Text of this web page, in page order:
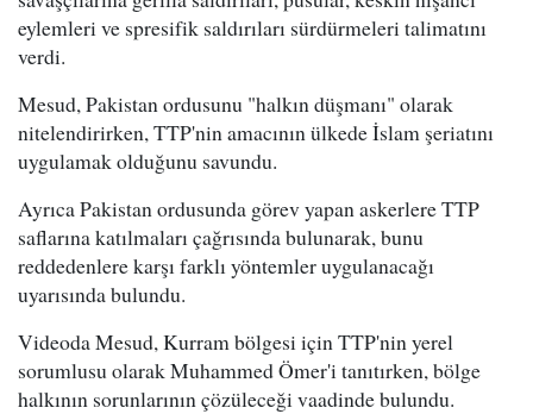
eylemleri ve spresifik saldırıları sürdürmeleri talimatını
verdi.
Mesud, Pakistan ordusunu "halkın düşmanı" olarak
nitelendirirken, TTP'nin amacının ülkede İslam şeriatını
uygulamak olduğunu savundu.
Ayrıca Pakistan ordusunda görev yapan askerlere TTP
saflarına katılmaları çağrısında bulunarak, bunu
reddedenlere karşı farklı yöntemler uygulanacağı
uyarısında bulundu.
Videoda Mesud, Kurram bölgesi için TTP'nin yerel
sorumlusu olarak Muhammed Ömer'i tanıtırken, bölge
halkının sorunlarının çözüleceği vaadinde bulundu.